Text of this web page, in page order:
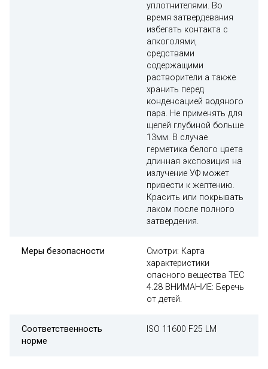
уплотнителями. Во
время затвердевания
избегать контакта с
алкоголями,
средствами
содержащими
растворители а также
хранить перед
конденсацией водяного
пара. Не применять для
щелей глубиной больше
13мм. В случае
герметика белого цвета
длинная экспозиция на
излучение УФ может
привести к желтению.
Красить или покрывать
лаком после полного
затвердения.
Меры безопасности
Смотри: Карта
характеристики
опасного вещества TEC
4.28 ВНИМАНИЕ: Беречь
от детей.
Соответственность
норме
ISO 11600 F25 LM